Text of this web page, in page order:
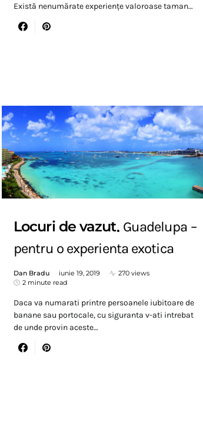
Există nenumărate experiențe valoroase taman…
Locuri de vazut Guadelupa –
pentru o experienta exotica
Dan Bradu iunie 19, 2019
270 views
2 minute read
Daca va numarati printre persoanele iubitoare de
banane sau portocale, cu siguranta v-ati intrebat
de unde provin aceste…